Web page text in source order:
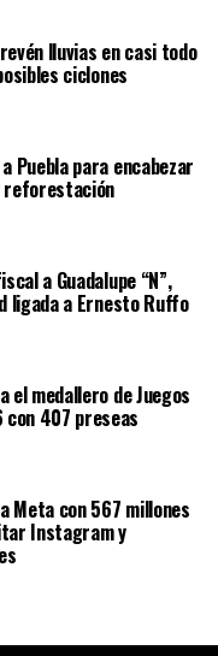
lluvias en casi todo
ciclones
Puebla para encabezar
reforestación
a Guadalupe “N”,
ligada a Ernesto Ruffo
el medallero de Juegos
407 preseas
Meta con 567 millones
Instagram y